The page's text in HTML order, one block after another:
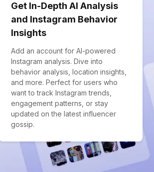
Get In-Depth AI Analysis
and Instagram Behavior
Insights
Add an account for AI-powered
Instagram analysis. Dive into
behavior analysis, location insights,
and more. Perfect for users who
want to track Instagram trends,
engagement patterns, or stay
updated on the latest influencer
gossip.